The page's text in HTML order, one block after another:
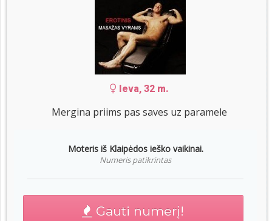
Ieva, 32 m.
Mergina priims pas saves uz paramele
Moteris iš Klaipėdos ieško vaikinai.
Numeris patikrintas
Gauti numerį!